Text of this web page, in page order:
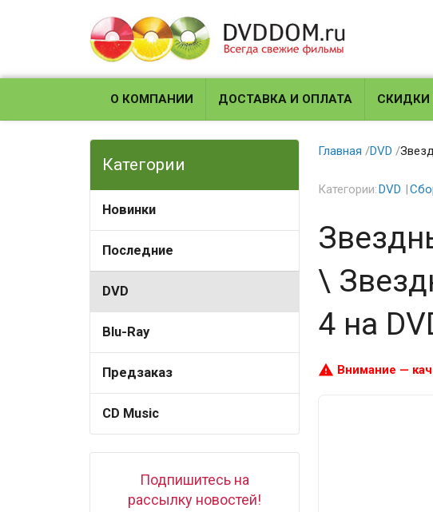
О КОМПАНИИ ДОСТАВКА И ОПЛАТА СКИДКИ
Категории
Новинки
Последние
DVD
Blu-Ray
Предзаказ
CD Music
Подпишитесь на
рассылку новостей!
Главная /DVD /
Категории:DVD
\
4 на
warning Внимание —